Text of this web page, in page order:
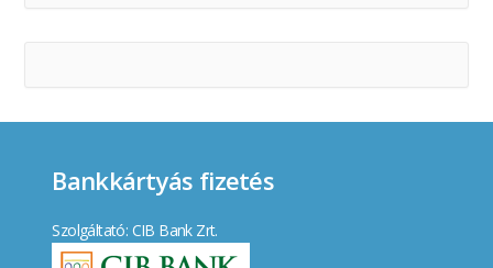
Bankkártyás fizetés
Szolgáltató: CIB Bank Zrt.